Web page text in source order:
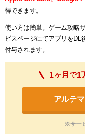
得できます。
使い方は簡単。ゲーム攻略
ビスページにてアプリをDL
付与されます。
1ヶ月で1
アルテ
※サー